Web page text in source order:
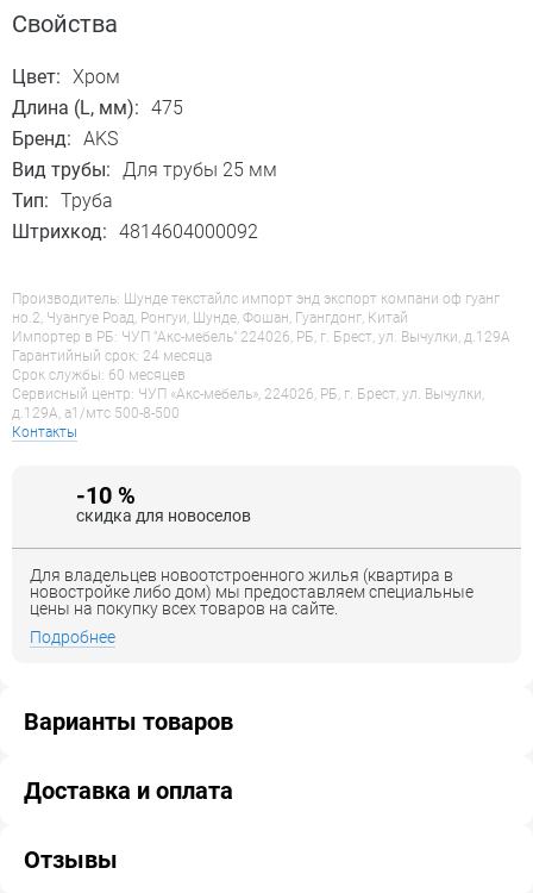
Свойства
Цвет: Хром
Длина (L, мм): 475
Бренд: AKS
Вид трубы: Для трубы 25 мм
Тип: Труба
Штрихкод: 4814604000092
Производитель: Шунде текстайлс импорт энд экспорт компани оф гуанг
но.2, Чуангуе Роад, Ронгуи, Шунде, Фошан, Гуангдонг, Китай
Импортер в РБ: ЧУП "Акс-мебель" 224026, РБ, г. Брест, ул. Вычулки, д.129А
Гарантийный срок: 24 месяца
Срок службы: 60 месяцев
Сервисный центр: ЧУП «Акс-мебель», 224026, РБ, г. Брест, ул. Вычулки,
д.129А, a1/мтс 500-8-500
Контакты
-10 %
скидка для новоселов
Для владельцев новоотстроенного жилья (квартира в
новостройке либо дом) мы предоставляем специальные
цены на покупку всех товаров на сайте.
Подробнее
Варианты товаров
Доставка и оплата
Отзывы